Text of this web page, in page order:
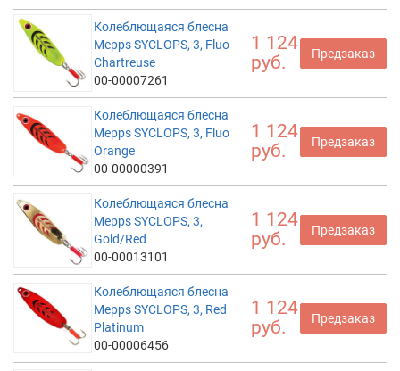
Колеблющаяся блесна
Mepps SYCLOPS, 3, Fluo
Chartreuse
00-00007261
1 124
руб.
Предзаказ
Колеблющаяся блесна
Mepps SYCLOPS, 3, Fluo
Orange
00-00000391
1 124
руб.
Предзаказ
Колеблющаяся блесна
Mepps SYCLOPS, 3,
Gold/Red
00-00013101
1 124
руб.
Предзаказ
Колеблющаяся блесна
Mepps SYCLOPS, 3, Red
Platinum
00-00006456
1 124
руб.
Предзаказ